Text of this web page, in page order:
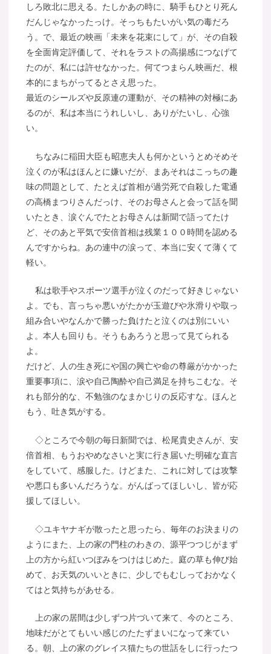
しろ敗北に思える。たしかあの時に、騎手もひとり死ん
だんじゃなかったっけ。そっちもたいがい気の毒だろ
う。で、最近の映画「未来を花束にして」が、その自殺
を全面肯定評価して、それをラストの高揚感につなげて
たのが、私には許せなかった。何てつまらん映画だ、根
本的にまちがってるとさえ思った。
最近のシールズや反原連の運動が、その精神の対極にあ
るのが、私は本当にうれしいし、ありがたいし、心強
い。
ちなみに稲田大臣も昭恵夫人も何かというとめそめそ
泣くのが私はほんとに嫌いだが、まあそれはこっちの趣
味の問題として、たとえば首相が過労死で自殺した電通
の高橋まつりさんだっけ、そのお母さんと会って話を聞
いたとき、涙ぐんでたとお母さんは新聞で語ってたけ
ど、そのあと平気で安倍首相は残業１００時間を認める
んですからね。あの連中の涙って、本当に安くて薄くて
軽い。
私は歌手やスポーツ選手が泣くのだって好きじゃない
よ。でも、言っちゃ悪いがたかが玉遊びや氷滑りや取っ
組み合いやなんかで勝った負けたと泣くのは別にいい
よ。本人も回りも。そうもあろうと思って見てられる
よ。
だけど、人の生き死にや国の興亡や命の尊厳がかかった
重要事項に、涙や自己陶酔や自己満足を持ちこむな。そ
れも部分的な、不勉強のなまかじりの反応すな。ほんと
もう、吐き気がする。
◇ところで今朝の毎日新聞では、松尾貴史さんが、安
倍首相、もうおやめなさいと実に行き届いた明確な直言
をしていて、感服した。けどまた、これに対しては攻撃
や悪口も多いんだろうな。がんばってほしいし、皆が応
援してほしい。
◇ユキヤナギが散ったと思ったら、毎年のお決まりの
ようにまた、上の家の門柱のわきの、源平つつじがまず
上の方から紅いつぼみをつけはじめた。庭の草も伸び始
めて、お天気のいいときに、少しでもむしっておかなく
てはと気持ちがあせる。
上の家の居間は少しずつ片づいて来て、今のところ、
地味だがとてもいい感じのたたずまいになって来てい
る。朝、上の家のグレイス猫たちの世話をしに行ったつ